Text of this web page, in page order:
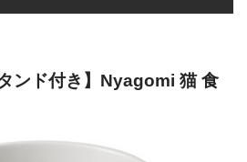
ンド付き】Nyagomi 猫 食